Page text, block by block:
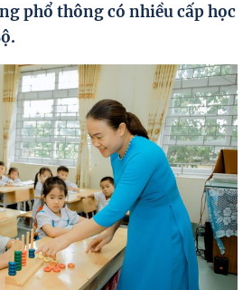
phổ thông có nhiều cấp học